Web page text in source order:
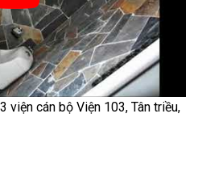
viện cán bộ Viện 103, Tân triều,